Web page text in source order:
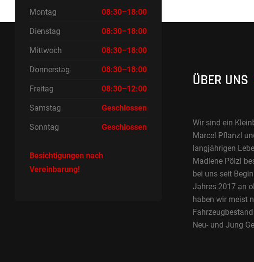
Montag 08:30–18:00
Dienstag 08:30–18:00
Mittwoch 08:30–18:00
Donnerstag 08:30–18:00
Freitag 08:30–12:00
Samstag Geschlossen
Sonntag Geschlossen
Besichtigungen nach
Vereinbarung!
ÜBER UNS
Wir sind ein
Marcel Pflanzl
langjährigen
Madlene Pölzl
bei uns seit
Jahres 2017 an
haben wir meist
Neu- und Jung